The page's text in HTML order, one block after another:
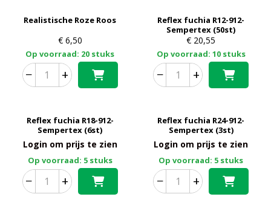
Realistische Roze Roos
€6,50
Op voorraad: 20 stuks
− +
Reflex fuchia R12-912-
Sempertex (50st)
€ 20,55
Op voorraad: 10 stuks
− +
Reflex fuchia R18-912-
Sempertex (6st)
Login om prijs te zien
Op voorraad: 5 stuks
− +
Reflex fuchia R24-912-
Sempertex (3st)
Login om prijs te zien
Op voorraad: 5 stuks
− +